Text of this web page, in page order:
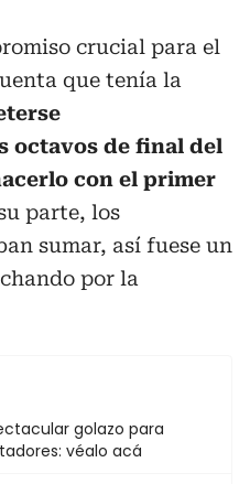
crucial para el
que tenía la
octavos de final del
con el primer
parte, los
sumar, así fuese un
por la
golazo para
véalo acá